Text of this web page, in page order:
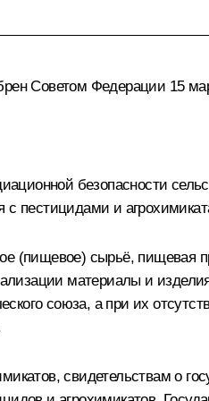
Советом Федерации 15
безопасности
с пестицидами и
(пищевое) сырьё,
материалы и
союза, а при их
свидетельствам о